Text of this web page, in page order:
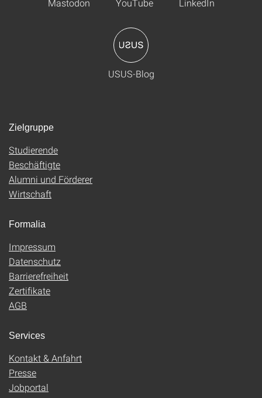
USUS-Blog
Zielgruppe
Studierende
Beschäftigte
Alumni und Förderer
Wirtschaft
Formalia
Impressum
Datenschutz
Barrierefreiheit
Zertifikate
AGB
Services
Kontakt & Anfahrt
Presse
Jobportal